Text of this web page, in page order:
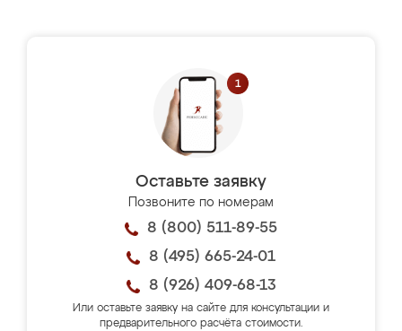
Оставьте заявку
Позвоните по номерам
8 (800) 511-89-55
8 (495) 665-24-01
8 (926) 409-68-13
Или оставьте заявку на сайте для консультации и
предварительного расчёта стоимости.